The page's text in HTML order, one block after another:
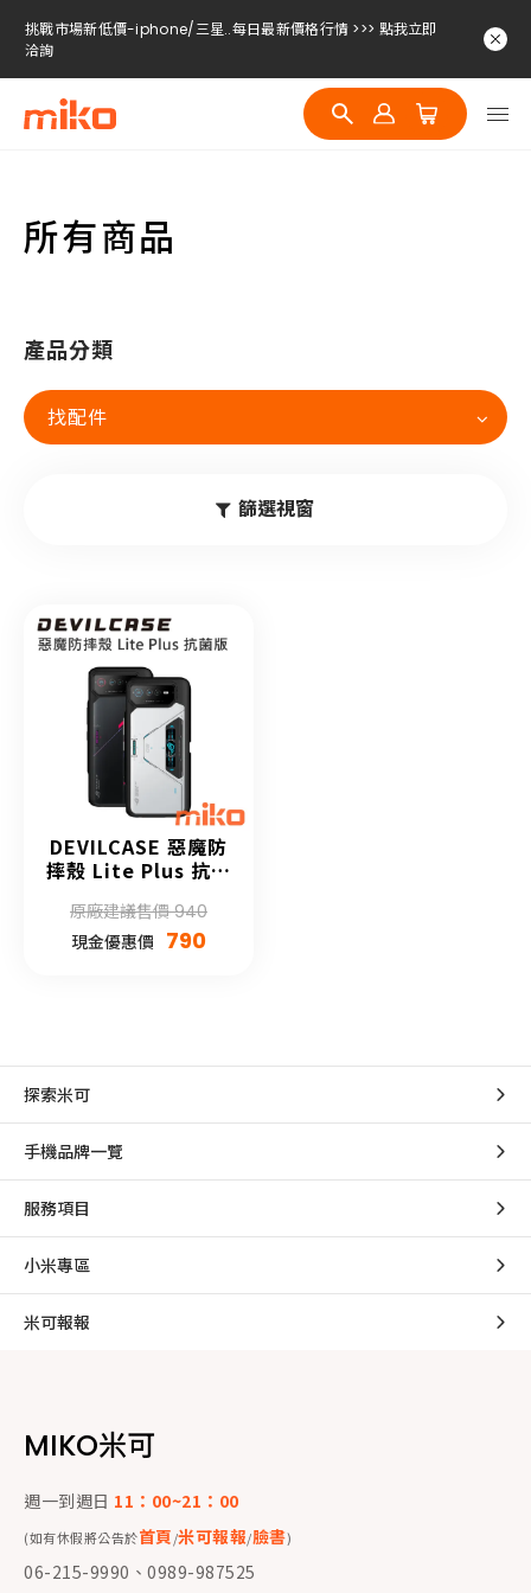
挑戰市場新低價-iphone/三星..每日最新價格行情 >>> 點我立即
洽詢
挑戰市場新低價-iphone/三星..每日最新價格行情 >>> 點我立即
洽詢
挑戰市場新低價-iphone/三星..每日最新價格行情 >>> 點我立即
所有商品
產品分類
找配件
篩選視窗
DEVILCASE 惡魔防
摔殼 Lite Plus 抗菌
Phone 6 系列
原廠建議售價 940
現金優惠價 790
探索米可
手機品牌一覽
服務項目
小米專區
米可報報
MIKO米可
週一到週日 11：00~21：00
(如有休假將公告於首頁/米可報報/臉書)
06-215-9990、0989-987525